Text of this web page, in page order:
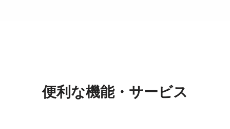
便利な機能・サービス